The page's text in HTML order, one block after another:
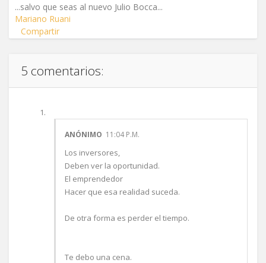
...salvo que seas al nuevo Julio Bocca...
Mariano Ruani
Compartir
5 comentarios:
ANÓNIMO 11:04 P.M.
Los inversores,
Deben ver la oportunidad.
El emprendedor
Hacer que esa realidad suceda.
De otra forma es perder el tiempo.
Te debo una cena.